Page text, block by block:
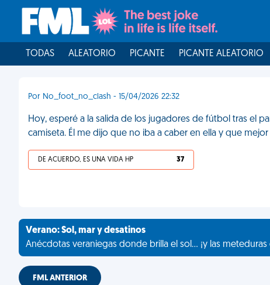
TODAS ALEATORIO PICANTE PICANTE ALEATORIO
Por No_foot_no_clash - 15/04/2026 22:32
Hoy, esperé a la salida de los jugadores de fútbol tras el
camiseta. Él me dijo que no iba a caber en ella y que
DE ACUERDO, ES UNA VIDA HP 37
Verano: Sol, mar y desatinos
Anécdotas veraniegas donde brilla el sol... ¡y las
FML ANTERIOR